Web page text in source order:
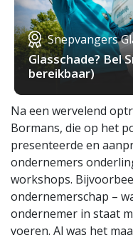
Snepvangers
Glasschade? Bel
bereikbaar)
Na een wervelend
Bormans, die op het
presenteerde en
ondernemers
workshops.
ondernemerschap –
ondernemer in staat
voeren. Al was het